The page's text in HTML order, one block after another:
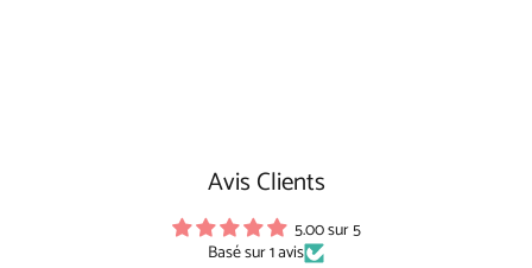
Avis Clients
5.00 sur 5
Basé sur 1 avis